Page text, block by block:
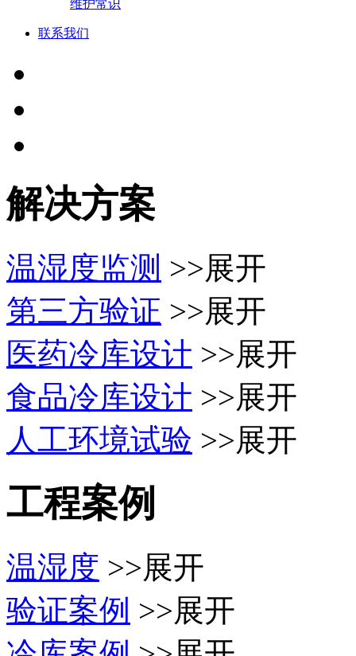
维护常识
联系我们
解决方案
温湿度监测 >>展开
第三方验证 >>展开
医药冷库设计 >>展开
食品冷库设计 >>展开
人工环境试验 >>展开
工程案例
温湿度 >>展开
验证案例 >>展开